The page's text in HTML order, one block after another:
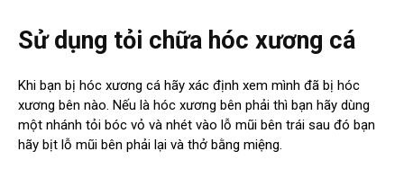
Sử dụng tỏi chữa hóc xương cá
Khi bạn bị hóc xương cá hãy xác định xem mình đã bị hóc
xương bên nào. Nếu là hóc xương bên phải thì bạn hãy dùng
một nhánh tỏi bóc vỏ và nhét vào lỗ mũi bên trái sau đó bạn
hãy bịt lỗ mũi bên phải lại và thở bằng miệng.